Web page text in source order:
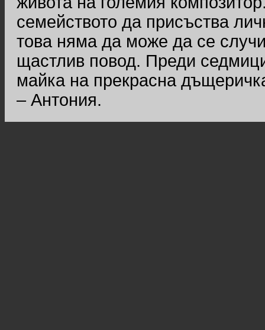
семейството да присъства
това няма да може да се
щастлив повод. Преди
майка на прекрасна
– Антония.